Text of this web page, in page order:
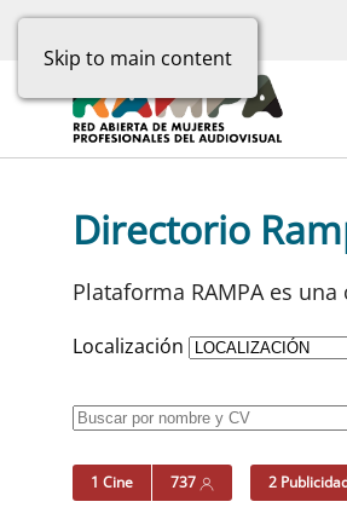
Skip to main content
Directorio
Plataforma RAMPA es
Localización
1 Cine 737 2